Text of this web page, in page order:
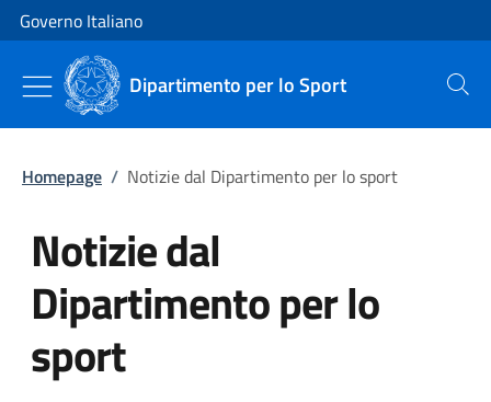
Vai al contenuto
Vai alla navigazione del sito
Governo Italiano
Dipartimento per lo Sport Cerca
Homepage / Notizie dal Dipartimento per lo sport
Notizie dal
Dipartimento per lo
sport